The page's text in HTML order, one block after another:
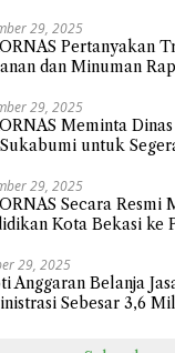
2024
29, 2025
Pertanyakan
dan Minuman
29, 2025
Meminta
untuk
senilai Rp112.9 Miliar
29, 2025
Secara Resmi
Kota Bekasi ke
24,1 Miliar
29, 2025
Anggaran Belanja
Sebesar 3,6